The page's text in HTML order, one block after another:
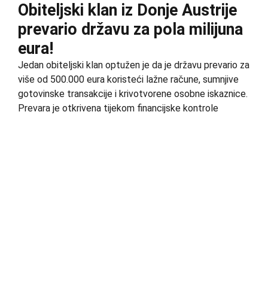
Obiteljski klan iz Donje Austrije
prevario državu za pola milijuna
eura!
Jedan obiteljski klan optužen je da je državu prevario za
više od 500.000 eura koristeći lažne račune, sumnjive
gotovinske transakcije i krivotvorene osobne iskaznice.
Prevara je otkrivena tijekom financijske kontrole